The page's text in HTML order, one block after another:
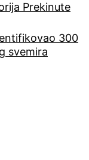
Prekinute
300
svemira